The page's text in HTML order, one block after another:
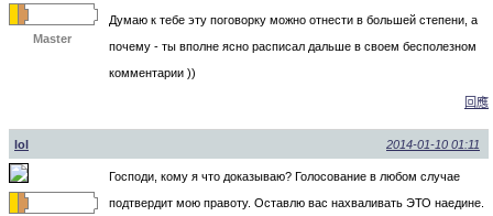
Master
Думаю к тебе эту поговорку можно отнести в большей степени, а
почему - ты вполне ясно расписал дальше в своем бесполезном
комментарии ))
回應
lol 2014-01-10 01:11
Господи, кому я что доказываю? Голосование в любом случае
подтвердит мою правоту. Оставлю вас нахваливать ЭТО наедине.